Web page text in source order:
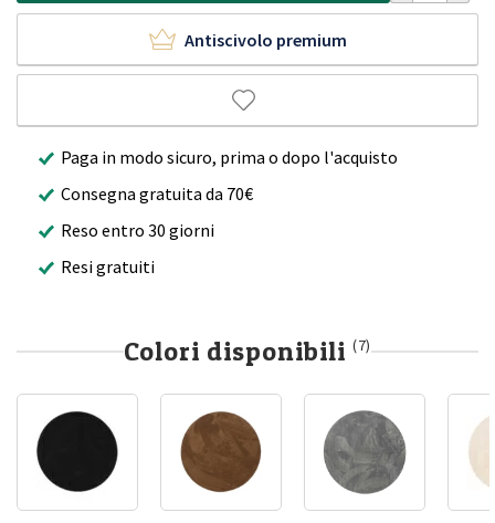
Antiscivolo premium
Paga in modo sicuro, prima o dopo l'acquisto
Consegna gratuita da 70€
Reso entro 30 giorni
Resi gratuiti
Colori disponibili (7)